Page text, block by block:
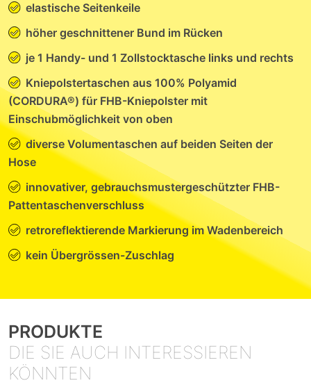
elastische Seitenkeile
höher geschnittener Bund im Rücken
je 1 Handy- und 1 Zollstocktasche links und rechts
Kniepolstertaschen aus 100% Polyamid
(CORDURA®) für FHB-Kniepolster mit
Einschubmöglichkeit von oben
diverse Volumentaschen auf beiden Seiten der
Hose
innovativer, gebrauchsmustergeschützter FHB-
Pattentaschenverschluss
retroreflektierende Markierung im Wadenbereich
kein Übergrössen-Zuschlag
PRODUKTE
DIE SIE AUCH INTERESSIEREN
KÖNNTEN